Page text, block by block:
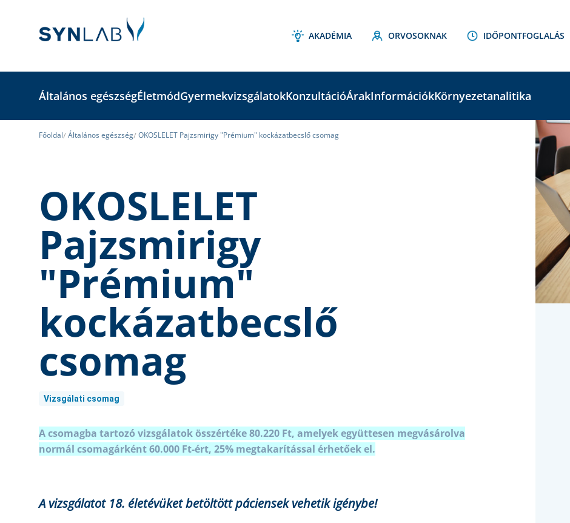
AKADÉMIA ORVOSOKNAK IDŐPONTFOGLALÁS
Általános egészségÉletmódGyermekvizsgálatokKonzultációÁrakInformációkKörnyezetanalitika
Főoldal Általános egészség OKOSLELET Pajzsmirigy "Prémium" kockázatbecslő csomag
OKOSLELET
Pajzsmirigy
"Prémium"
kockázatbecslő
csomag
Vizsgálati csomag
A csomagba tartozó vizsgálatok összértéke 80.220 Ft, amelyek együttesen megvásárolva
normál csomagárként 60.000 Ft-ért, 25% megtakarítással érhetőek el.
A vizsgálatot 18. életévüket betöltött páciensek vehetik igénybe!
Current
Stock: